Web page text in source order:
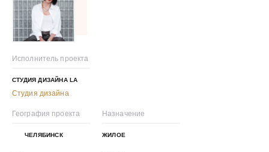
Исполнитель проекта
СТУДИЯ ДИЗАЙНА LA
Студия дизайна
География проекта
ЧЕЛЯБИНСК
Назначение
ЖИЛОЕ